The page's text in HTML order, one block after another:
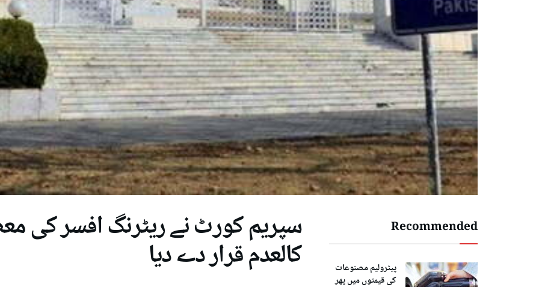
سپریم کورٹ نے ریٹرنگ افسر کی
کالعدم قرار دے دیا
Recommended
پیٹرولیم مصنوعات
کی قیمتوں میں پھر